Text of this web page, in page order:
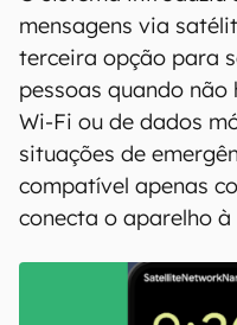
00:00/04:07
OCanaltechlistou
recursos estreantes
1. Mensagens
O sistema introduziu
mensagens via